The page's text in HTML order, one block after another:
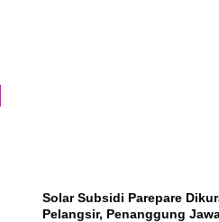
Solar Subsidi Parepare
Pelangsir, Penanggung